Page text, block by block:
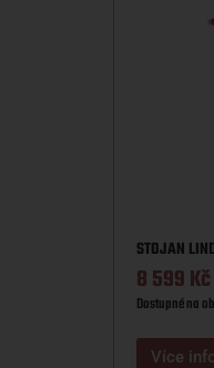
STOJAN
8 599Kč
Dostupné na
Více